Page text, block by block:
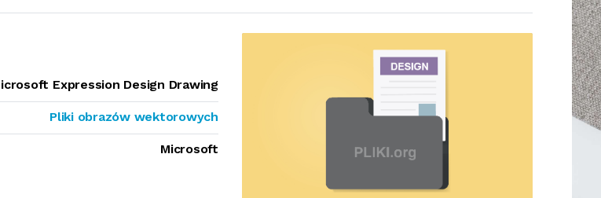
Expression Design Drawing
Pliki obrazów wektorowych
Microsoft